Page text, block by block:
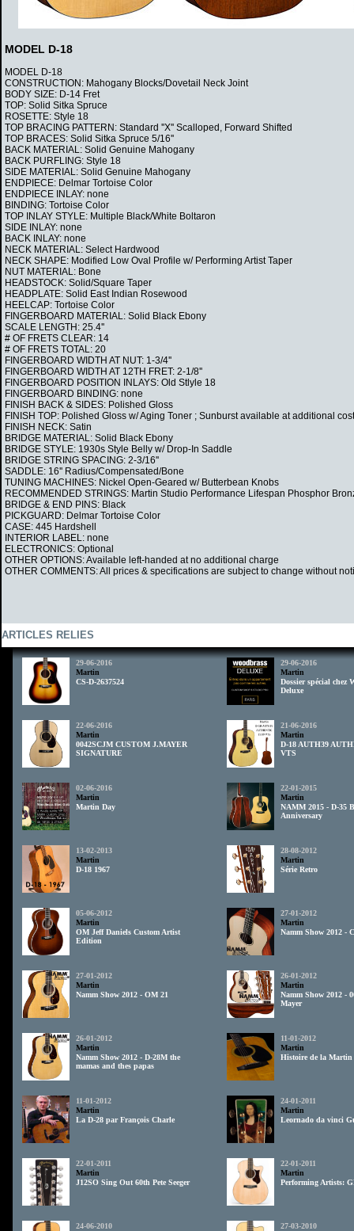
MODEL D-18
MODEL D-18
CONSTRUCTION: Mahogany Blocks/Dovetail Neck Joint
BODY SIZE: D-14 Fret
TOP: Solid Sitka Spruce
ROSETTE: Style 18
TOP BRACING PATTERN: Standard ''X'' Scalloped, Forward Shifted
TOP BRACES: Solid Sitka Spruce 5/16''
BACK MATERIAL: Solid Genuine Mahogany
BACK PURFLING: Style 18
SIDE MATERIAL: Solid Genuine Mahogany
ENDPIECE: Delmar Tortoise Color
ENDPIECE INLAY: none
BINDING: Tortoise Color
TOP INLAY STYLE: Multiple Black/White Boltaron
SIDE INLAY: none
BACK INLAY: none
NECK MATERIAL: Select Hardwood
NECK SHAPE: Modified Low Oval Profile w/ Performing Artist Taper
NUT MATERIAL: Bone
HEADSTOCK: Solid/Square Taper
HEADPLATE: Solid East Indian Rosewood
HEELCAP: Tortoise Color
FINGERBOARD MATERIAL: Solid Black Ebony
SCALE LENGTH: 25.4''
# OF FRETS CLEAR: 14
# OF FRETS TOTAL: 20
FINGERBOARD WIDTH AT NUT: 1-3/4''
FINGERBOARD WIDTH AT 12TH FRET: 2-1/8''
FINGERBOARD POSITION INLAYS: Old Stlyle 18
FINGERBOARD BINDING: none
FINISH BACK & SIDES: Polished Gloss
FINISH TOP: Polished Gloss w/ Aging Toner ; Sunburst available at additional
FINISH NECK: Satin
BRIDGE MATERIAL: Solid Black Ebony
BRIDGE STYLE: 1930s Style Belly w/ Drop-In Saddle
BRIDGE STRING SPACING: 2-3/16''
SADDLE: 16'' Radius/Compensated/Bone
TUNING MACHINES: Nickel Open-Geared w/ Butterbean Knobs
RECOMMENDED STRINGS: Martin Studio Performance Lifespan Phosphor
BRIDGE & END PINS: Black
PICKGUARD: Delmar Tortoise Color
CASE: 445 Hardshell
INTERIOR LABEL: none
ELECTRONICS: Optional
OTHER OPTIONS: Available left-handed at no additional charge
OTHER COMMENTS: All prices & specifications are subject to change without
ARTICLES RELIES
29-06-2016
Martin
CS-D-2637524
29-06-2016
Martin
Dossier spécial chez
Deluxe
22-06-2016
Martin
0042SCJM CUSTOM J.MAYER
SIGNATURE
21-06-2016
Martin
D-18 AUTH39
VTS
02-06-2016
Martin
Martin Day
22-01-2015
Martin
NAMM 2015 - D-35
Anniversary
13-02-2013
Martin
D-18 1967
28-08-2012
Martin
Série Retro
05-06-2012
Martin
OM Jeff Daniels Custom Artist
Edition
27-01-2012
Martin
Namm Show 2012 -
27-01-2012
Martin
Namm Show 2012 - OM 21
26-01-2012
Martin
Namm Show 2012 -
Mayer
26-01-2012
Martin
Namm Show 2012 - D-28M the
mamas and thes papas
11-01-2012
Martin
Histoire de la Martin
11-01-2012
Martin
La D-28 par François Charle
24-01-2011
Martin
Leornado da vinci
22-01-2011
Martin
J12SO Sing Out 60th Pete Seeger
22-01-2011
Martin
Performing Artists:
24-06-2010 27-03-2010